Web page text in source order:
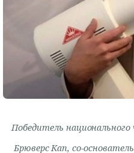
Победитель
Брюверс Кап, со-